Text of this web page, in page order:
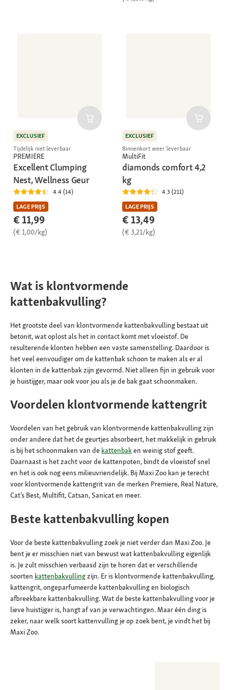
EXCLUSIEF
Tijdelijk niet leverbaar
PREMIERE
Excellent Clumping
Nest, Wellness Geur
4.4 (14)
LAGE PRIJS
€ 11,99
(€ 1,00/kg)
EXCLUSIEF
Binnenkort weer leverbaar
MultiFit
diamonds comfort 4,2
kg
4.3 (211)
LAGE PRIJS
€ 13,49
(€ 3,21/kg)
Wat is klontvormende
kattenbakvulling?
Het grootste deel van klontvormende kattenbakvulling bestaat uit
betonit, wat oplost als het in contact komt met vloeistof. De
resulterende klonten hebben een vaste samenstelling. Daardoor is
het veel eenvoudiger om de kattenbak schoon te maken als er al
klonten in de kattenbak zijn gevormd. Niet alleen fijn in gebruik voor
je huistijger, maar ook voor jou als je de bak gaat schoonmaken.
Voordelen klontvormende kattengrit
Voordelen van het gebruik van klontvormende kattenbakvulling zijn
onder andere dat het de geurtjes absorbeert, het makkelijk in gebruik
is bij het schoonmaken van de kattenbaken weinig stof geeft.
Daarnaast is het zacht voor de kattenpoten, bindt de vloeistof snel
en het is ook nog eens milieuvriendelijk. Bij Maxi Zoo kan je terecht
voor klontvormende kattengrit van de merken Premiere, Real Nature,
Cat’s Best, Multifit, Catsan, Sanicat en meer.
Beste kattenbakvulling kopen
Voor de beste kattenbakvulling zoek je niet verder dan Maxi Zoo. Je
bent je er misschien niet van bewust wat kattenbakvulling eigenlijk
is. Je zult misschien verbaasd zijn te horen dat er verschillende
soorten kattenbakvullingzijn. Er is klontvormende kattenbakvulling,
kattengrit, ongeparfumeerde kattenbakvulling en biologisch
afbreekbare kattenbakvulling. Wat de beste kattenbakvulling voor je
lieve huistijger is, hangt af van je verwachtingen. Maar één ding is
zeker, naar welk soort kattenvulling je op zoek bent, je vindt het bij
Maxi Zoo.